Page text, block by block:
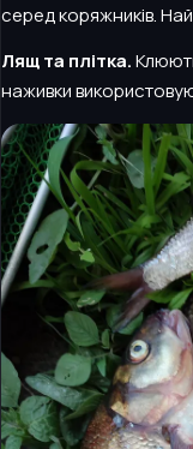
серед коряжників.
Лящ та плітка.
наживки